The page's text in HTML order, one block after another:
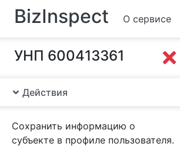
BizInspect О сервисе
УНП 600413361
Действия
Сохранить информацию о
субъекте в профиле пользователя.